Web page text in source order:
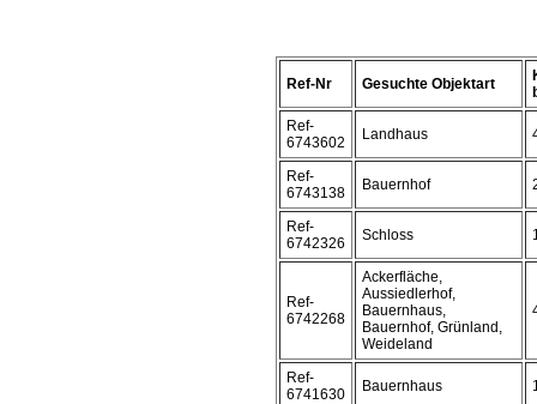
Ref-Nr Gesuchte Objektart
Ref-
6743602
Landhaus
Ref-
6743138
Bauernhof
Ref-
6742326
Schloss
Ref-
6742268
Ackerfläche,
Aussiedlerhof,
Bauernhaus,
Bauernhof, Grünland,
Weideland
Ref-
6741630
Bauernhaus